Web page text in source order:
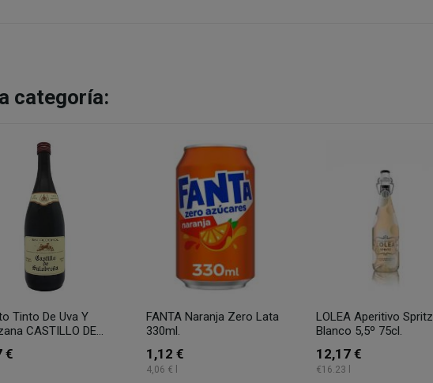
categoría:
Tinto De Uva Y
CASTILLO DE...
€
FANTA Naranja Zero Lata
330ml.
1,12 €
4,06 € l
LOLEA Aperitivo Spritz
Blanco 5,5º 75cl.
12,17 €
€16.23 l